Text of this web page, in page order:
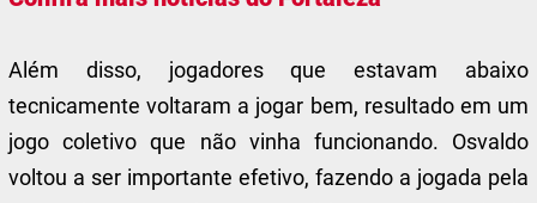
Além disso, jogadores que estavam abaixo
tecnicamente voltaram a jogar bem, resultado em um
jogo coletivo que não vinha funcionando. Osvaldo
voltou a ser importante efetivo, fazendo a jogada pela